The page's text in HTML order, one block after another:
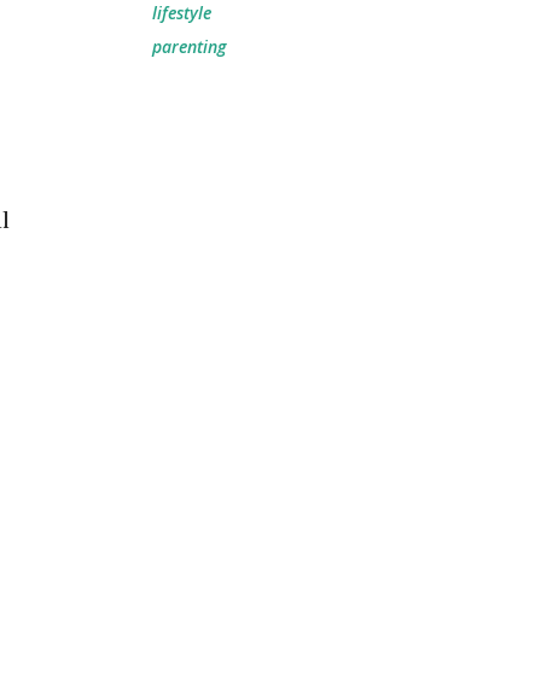
lifestyle
parenting